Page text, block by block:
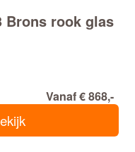
Brons rook glas
Vanaf € 868,-